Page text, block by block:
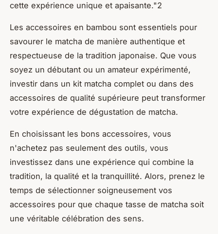
cette expérience unique et apaisante."2
Les accessoires en bambou sont essentiels pour
savourer le matcha de manière authentique et
respectueuse de la tradition japonaise. Que vous
soyez un débutant ou un amateur expérimenté,
investir dans un kit matcha complet ou dans des
accessoires de qualité supérieure peut transformer
votre expérience de dégustation de matcha.
En choisissant les bons accessoires, vous
n'achetez pas seulement des outils, vous
investissez dans une expérience qui combine la
tradition, la qualité et la tranquillité. Alors, prenez le
temps de sélectionner soigneusement vos
accessoires pour que chaque tasse de matcha soit
une véritable célébration des sens.